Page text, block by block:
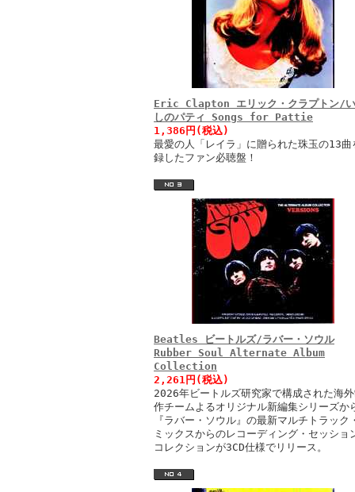
Eric Clapton エリック・クラプトン/い
しのパティ Songs for Pattie
1,386円(税込)
最愛の人「レイラ」に贈られた珠玉の13曲
録したファン必聴盤！
Beatles ビートルズ/ラバー・ソウル
Rubber Soul Alternate Album
Collection
2,261円(税込)
2026年ビートルズ研究家で構成された海外
作チームよるオリジナル新編集シリーズか
『ラバー・ソウル』の最新マルチトラック
ミックスからのレコーディング・セッショ
コレクションが3CD仕様でリリース。